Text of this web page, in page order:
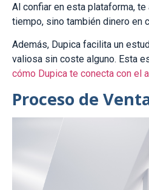
Al confiar en esta plataforma, te
tiempo, sino también dinero en
Además, Dupica facilita un
valiosa sin coste alguno. Esta
cómo Dupica te conecta con el
Proceso de